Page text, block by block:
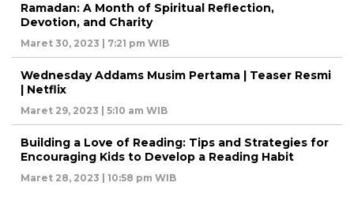
Ramadan: A Month of Spiritual Reflection,
Devotion, and Charity
Maret 30, 2023 | 7:21 pm WIB
Wednesday Addams Musim Pertama | Teaser Resmi
| Netflix
Maret 29, 2023 | 5:10 am WIB
Building a Love of Reading: Tips and Strategies for
Encouraging Kids to Develop a Reading Habit
Maret 28, 2023 | 10:58 pm WIB